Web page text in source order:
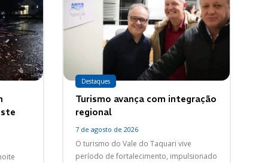
Destaques
Turismo avança com integração
regional
7 de agosto de 2026
O turismo do Vale do Taquari vive
período de fortalecimento, impulsionado